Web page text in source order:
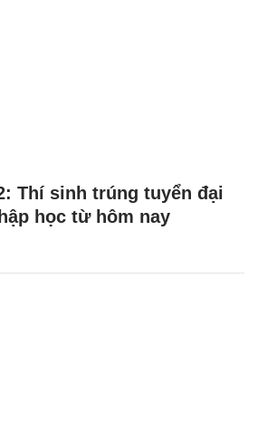
Thí sinh trúng tuyển đại
học từ hôm nay